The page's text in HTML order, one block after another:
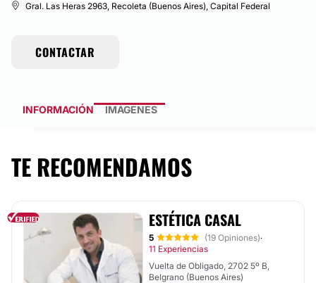
Gral. Las Heras 2963, Recoleta (Buenos Aires), Capital Federal
CONTACTAR
INFORMACIÓN IMÁGENES
TE RECOMENDAMOS
ESTÉTICA CASAL
5 (19 Opiniones)·
11 Experiencias
Vuelta de Obligado, 2702 5º B,
Belgrano (Buenos Aires)